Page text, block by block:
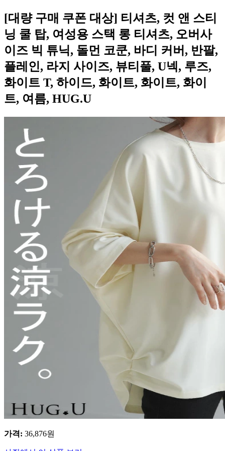
[대량 구매 쿠폰 대상] 티셔츠, 컷 앤 스티
닝 쿨 탑, 여성용 스택 롱 티셔츠, 오버사
이즈 빅 튜닉, 돌먼 코쿤, 바디 커버, 반팔,
플레인, 라지 사이즈, 뷰티풀, U넥, 루즈,
화이트 T, 하이드, 화이트, 화이트, 화이
트, 여름, HUG.U
가격: 36,876원